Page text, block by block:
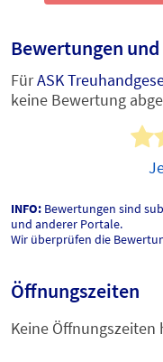
Bewertungen
FürASK
keine Bewertung
INFO: Bewertungen sind
und anderer Portale.
Wir überprüfen die
Öffnungszeiten
Keine